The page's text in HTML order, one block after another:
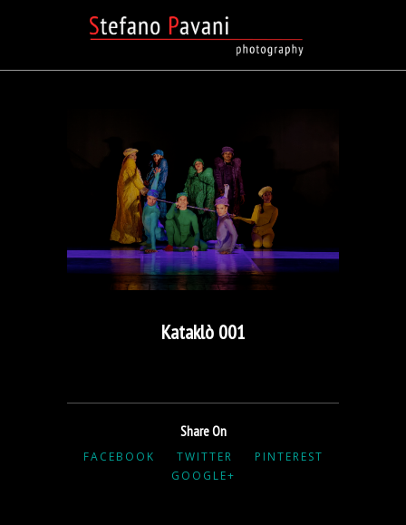
Kataklò 001
Share On
FACEBOOK TWITTER
PINTEREST
GOOGLE+